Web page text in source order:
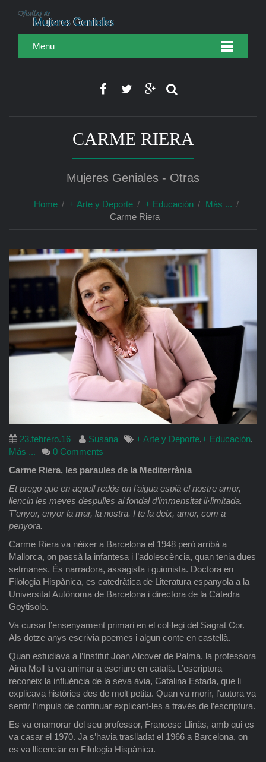
Menu
CARME RIERA
Mujeres Geniales - Otras
Home + Arte y Deporte + Educación
Más ...
Carme Riera
23.febrero.16 Susana + Arte y Deporte,+ Educación,
Más ...
0 Comments
Carme Riera, les paraules de la Mediterrània
Et prego que en aquell redós on l’aigua espià el nostre amor,
llencin les meves despulles al fondal d’immensitat il·limitada.
T’enyor, enyor la mar, la nostra. I te la deix, amor, com a
penyora.
Carme Riera va néixer a Barcelona el 1948 però arribà a
Mallorca, on passà la infantesa i l’adolescència, quan tenia dues
setmanes. És narradora, assagista i guionista. Doctora en
Filologia Hispànica, es catedràtica de Literatura espanyola a la
Universitat Autònoma de Barcelona i directora de la Càtedra
Goytisolo.
Va cursar l’ensenyament primari en el col·legi del Sagrat Cor.
Als dotze anys escrivia poemes i algun conte en castellà.
Quan estudiava a l’Institut Joan Alcover de Palma, la professora
Aina Moll la va animar a escriure en català. L’escriptora
reconeix la influència de la seva àvia, Catalina Estada, que li
explicava històries des de molt petita. Quan va morir, l’autora va
sentir l’impuls de continuar explicant-les a través de l’escriptura.
Es va enamorar del seu professor, Francesc Llinàs, amb qui es
va casar el 1970. Ja s’havia traslladat el 1966 a Barcelona, on
es va llicenciar en Filologia Hispànica.